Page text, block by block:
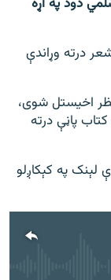
درته وړاندې
اخیستل شوی،
پاڼې درته
په کېکاږلو
No